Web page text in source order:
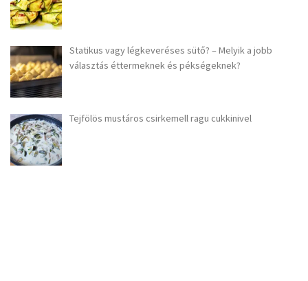
Statikus vagy légkeveréses sütő? – Melyik a jobb
választás éttermeknek és pékségeknek?
Tejfölös mustáros csirkemell ragu cukkinivel